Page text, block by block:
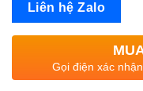
Liên hệ Zalo
Gọi điện xác